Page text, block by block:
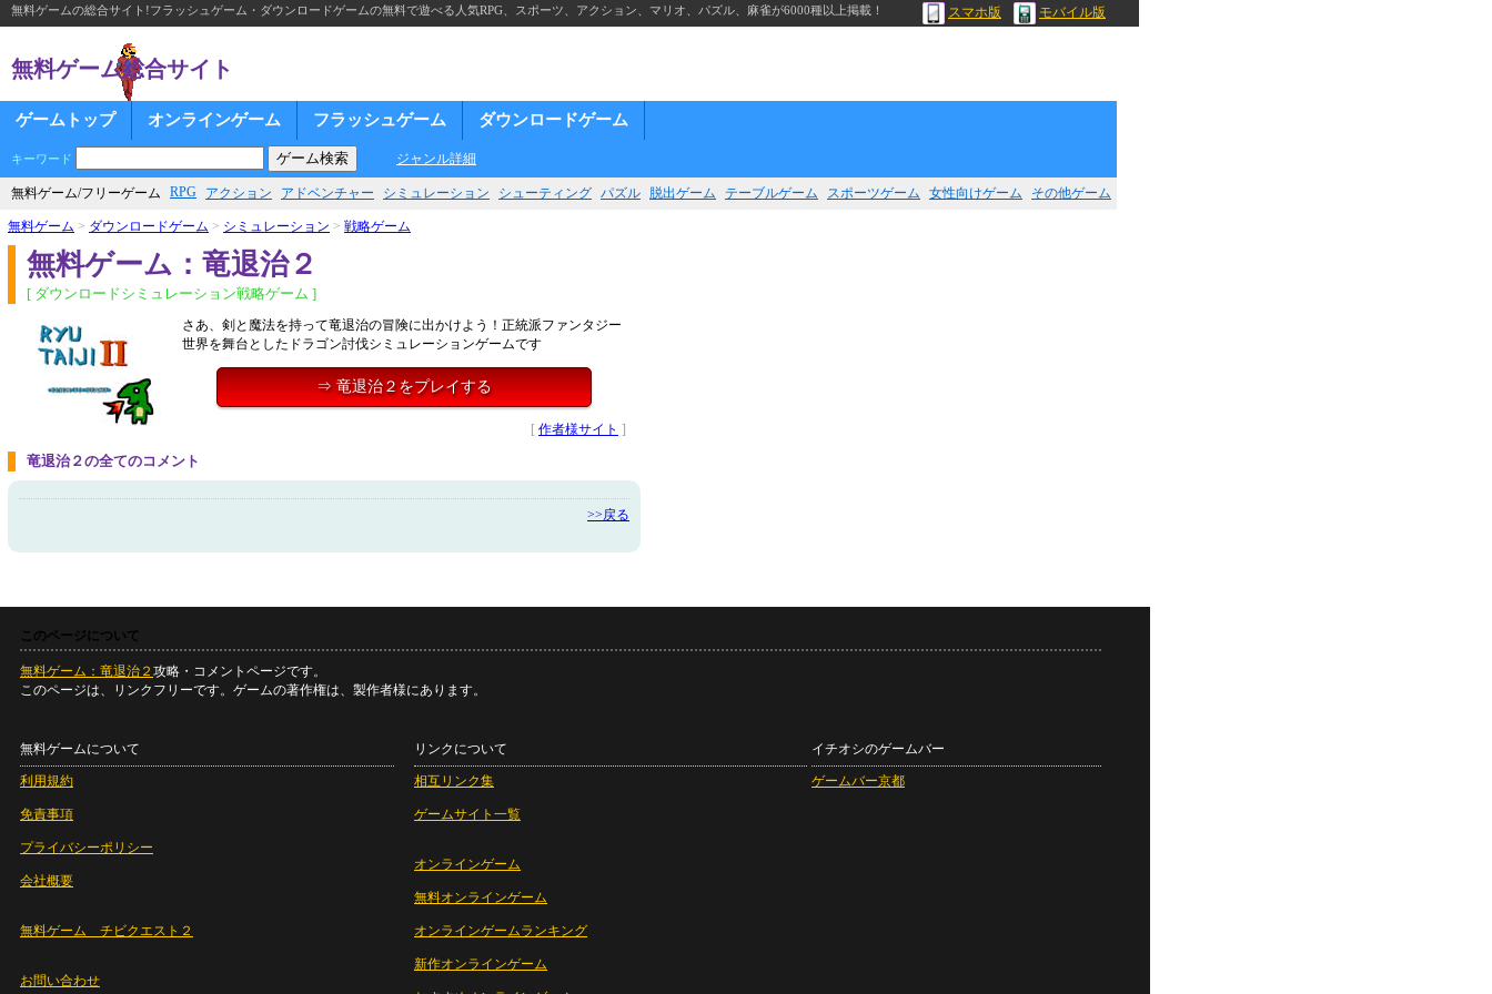
無料ゲームの総合サイト!フラッシュゲーム・ダウンロードゲームの無料で遊べる人気RPG、スポーツ、アクション、マリオ、パズル、麻雀が6000種以上掲載！ スマホ版 モバイル版
無料ゲーム総合サイト
ゲームトップ オンラインゲーム フラッシュゲーム ダウンロードゲーム
キーワード ジャンル詳細
無料ゲーム/フリーゲーム RPG アクション アドベンチャー シミュレーション シューティング パズル 脱出ゲーム テーブルゲーム スポーツゲーム 女性向けゲーム その他ゲーム
無料ゲーム > ダウンロードゲーム > シミュレーション > 戦略ゲーム
無料ゲーム：竜退治２
[ ダウンロードシミュレーション戦略ゲーム ]
さあ、剣と魔法を持って竜退治の冒険に出かけよう！正統派ファンタジー
世界を舞台としたドラゴン討伐シミュレーションゲームです
⇒ 竜退治２をプレイする
[ 作者様サイト ]
竜退治２の全てのコメント
>>戻る
このページについて
無料ゲーム：竜退治２ 攻略・コメントページです。
このページは、リンクフリーです。ゲームの著作権は、製作者様にあります。
無料ゲームについて
利用規約
免責事項
プライバシーポリシー
会社概要
無料ゲーム チビクエスト２
お問い合わせ
リンクについて
相互リンク集
ゲームサイト一覧
オンラインゲーム
無料オンラインゲーム
オンラインゲームランキング
新作オンラインゲーム
イチオシのゲームバー
ゲームバー京都